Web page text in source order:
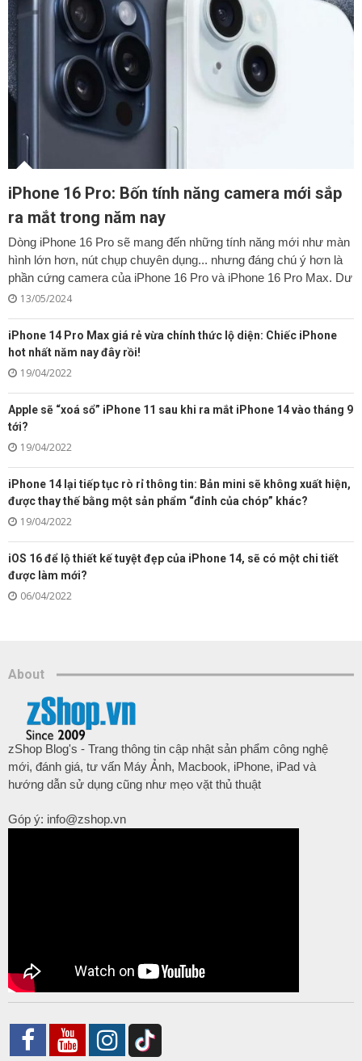
iPhone 16 Pro: Bốn tính năng camera mới sắp
ra mắt trong năm nay
Dòng iPhone 16 Pro sẽ mang đến những tính năng mới như màn
hình lớn hơn, nút chụp chuyên dụng... nhưng đáng chú ý hơn là
phần cứng camera của iPhone 16 Pro và iPhone 16 Pro Max. Dư
13/05/2024
iPhone 14 Pro Max giá rẻ vừa chính thức lộ diện: Chiếc iPhone
hot nhất năm nay đây rồi!
19/04/2022
Apple sẽ “xoá sổ” iPhone 11 sau khi ra mắt iPhone 14 vào tháng 9
tới?
19/04/2022
iPhone 14 lại tiếp tục rò rỉ thông tin: Bản mini sẽ không xuất hiện,
được thay thế bằng một sản phẩm “đỉnh của chóp” khác?
19/04/2022
iOS 16 để lộ thiết kế tuyệt đẹp của iPhone 14, sẽ có một chi tiết
được làm mới?
06/04/2022
About
zShop Blog's - Trang thông tin cập nhật sản phẩm công nghệ
mới, đánh giá, tư vấn Máy Ảnh, Macbook, iPhone, iPad và
hướng dẫn sử dụng cũng như mẹo vặt thủ thuật
Góp ý: info@zshop.vn